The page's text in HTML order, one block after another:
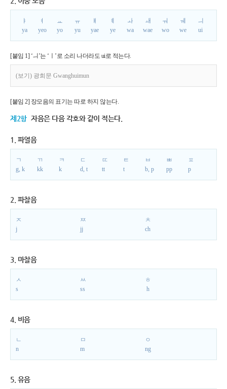
ㅑ
ya
ㅕ
yeo
ㅛ
yo
ㅠ
yu
ㅒ
yae
ㅖ
ye
ㅘ
wa
ㅙ
wae
ㅝ
wo
ㅞ
we
ㅢ
ui
[붙임 1] ‘ㅢ’는 ‘ㅣ’로 소리 나더라도 ui로 적는다.
(보기) 광희문 Gwanghuimun
[붙임 2] 장모음의 표기는 따로 하지 않는다.
제2항 자음은 다음 각호와 같이 적는다.
1. 파열음
ㄱ
g, k
ㄲ
kk
ㅋ
k
ㄷ
d, t
ㄸ
tt
ㅌ
t
ㅂ
b, p
ㅃ
pp
ㅍ
p
2. 파찰음
ㅈ
j
ㅉ
jj
ㅊ
ch
3. 마찰음
ㅅ
s
ㅆ
ss
ㅎ
h
4. 비음
ㄴ
n
ㅁ
m
ㅇ
ng
5. 유음